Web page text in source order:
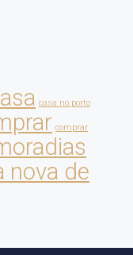
casa no porto
comprar
nova de